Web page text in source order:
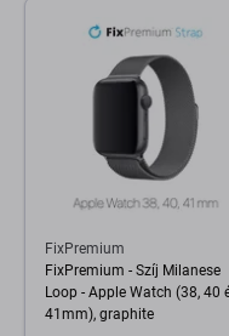
FixPremium
FixPremium - Szíj Milanese
Loop - Apple Watch (38, 40
41mm), graphite